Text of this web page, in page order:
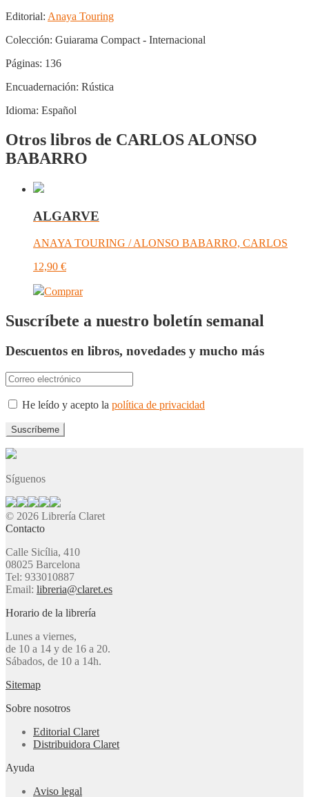
Editorial: Anaya Touring
Colección: Guiarama Compact - Internacional
Páginas: 136
Encuadernación: Rústica
Idioma: Español
Otros libros de CARLOS ALONSO
BABARRO
ALGARVE
ANAYA TOURING / ALONSO BABARRO, CARLOS
12,90 €
Comprar
Suscríbete a nuestro boletín semanal
Descuentos en libros, novedades y mucho más
He leído y acepto la política de privacidad
Síguenos
© 2026 Librería Claret
Contacto
Calle Sicília, 410
08025 Barcelona
Tel: 933010887
Email: libreria@claret.es
Horario de la librería
Lunes a viernes,
de 10 a 14 y de 16 a 20.
Sábados, de 10 a 14h.
Sitemap
Sobre nosotros
Editorial Claret
Distribuidora Claret
Ayuda
Aviso legal